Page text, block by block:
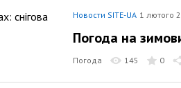
Новости SITE-UA 1 лютого
Погода на
Погода 145 0